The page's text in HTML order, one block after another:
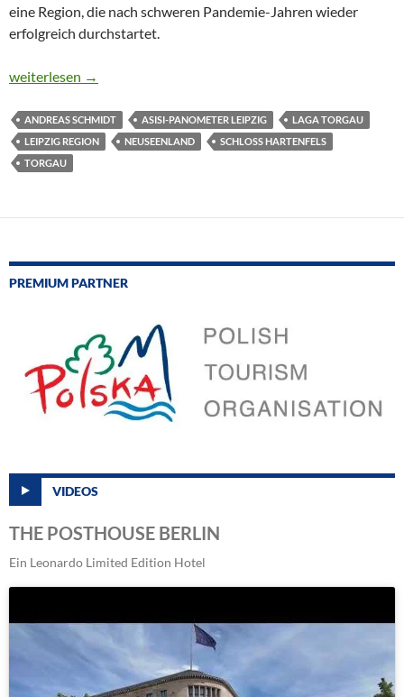
eine Region, die nach schweren Pandemie-Jahren wieder
erfolgreich durchstartet.
ASISI, LEIPZIGER NEUSEENLAND & TORGAU-
weiterlesen →
ANDREAS SCHMIDT ASISI-PANOMETER LEIPZIG
LAGA TORGAU
LEIPZIG REGION
NEUSEENLAND
SCHLOSS HARTENFELS
TORGAU
PREMIUM PARTNER
VIDEOS
THE POSTHOUSE BERLIN
Ein Leonardo Limited Edition Hotel